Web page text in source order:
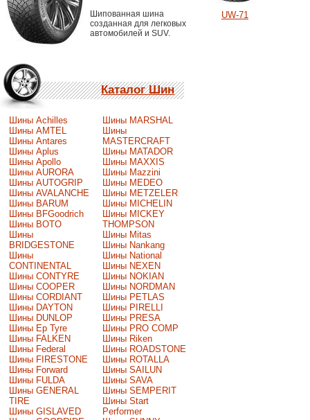
Шипованная шина
созданная для легковых
автомобилей и SUV.
Каталог Шин
Шины Achilles
Шины AMTEL
Шины Antares
Шины Aplus
Шины Apollo
Шины AURORA
Шины AUTOGRIP
Шины AVALANCHE
Шины BARUM
Шины BFGoodrich
Шины BOTO
Шины
BRIDGESTONE
Шины
CONTINENTAL
Шины CONTYRE
Шины COOPER
Шины CORDIANT
Шины DAYTON
Шины DUNLOP
Шины Ep Tyre
Шины FALKEN
Шины Federal
Шины FIRESTONE
Шины Forward
Шины FULDA
Шины GENERAL
TIRE
Шины GISLAVED
Шины MARSHAL
Шины
MASTERCRAFT
Шины MATADOR
Шины MAXXIS
Шины Mazzini
Шины MEDEO
Шины METZELER
Шины MICHELIN
Шины MICKEY
THOMPSON
Шины Mitas
Шины Nankang
Шины National
Шины NEXEN
Шины NOKIAN
Шины NORDMAN
Шины PETLAS
Шины PIRELLI
Шины PRESA
Шины PRO COMP
Шины Riken
Шины ROADSTONE
Шины ROTALLA
Шины SAILUN
Шины SAVA
Шины SEMPERIT
Шины Start
Performer
UW-71